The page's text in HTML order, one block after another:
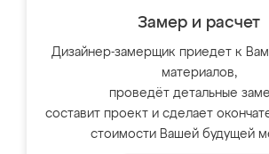
Замер и расчет
Дизайнер-замерщик приедет к Вам
материалов,
проведёт детальные
составит проект и сделает
стоимости Вашей будущей